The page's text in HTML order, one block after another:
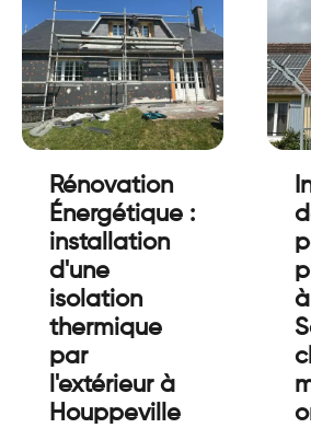
Rénovation
Énergétique :
installation
d'une
isolation
thermique
par
l'extérieur à
Houppeville